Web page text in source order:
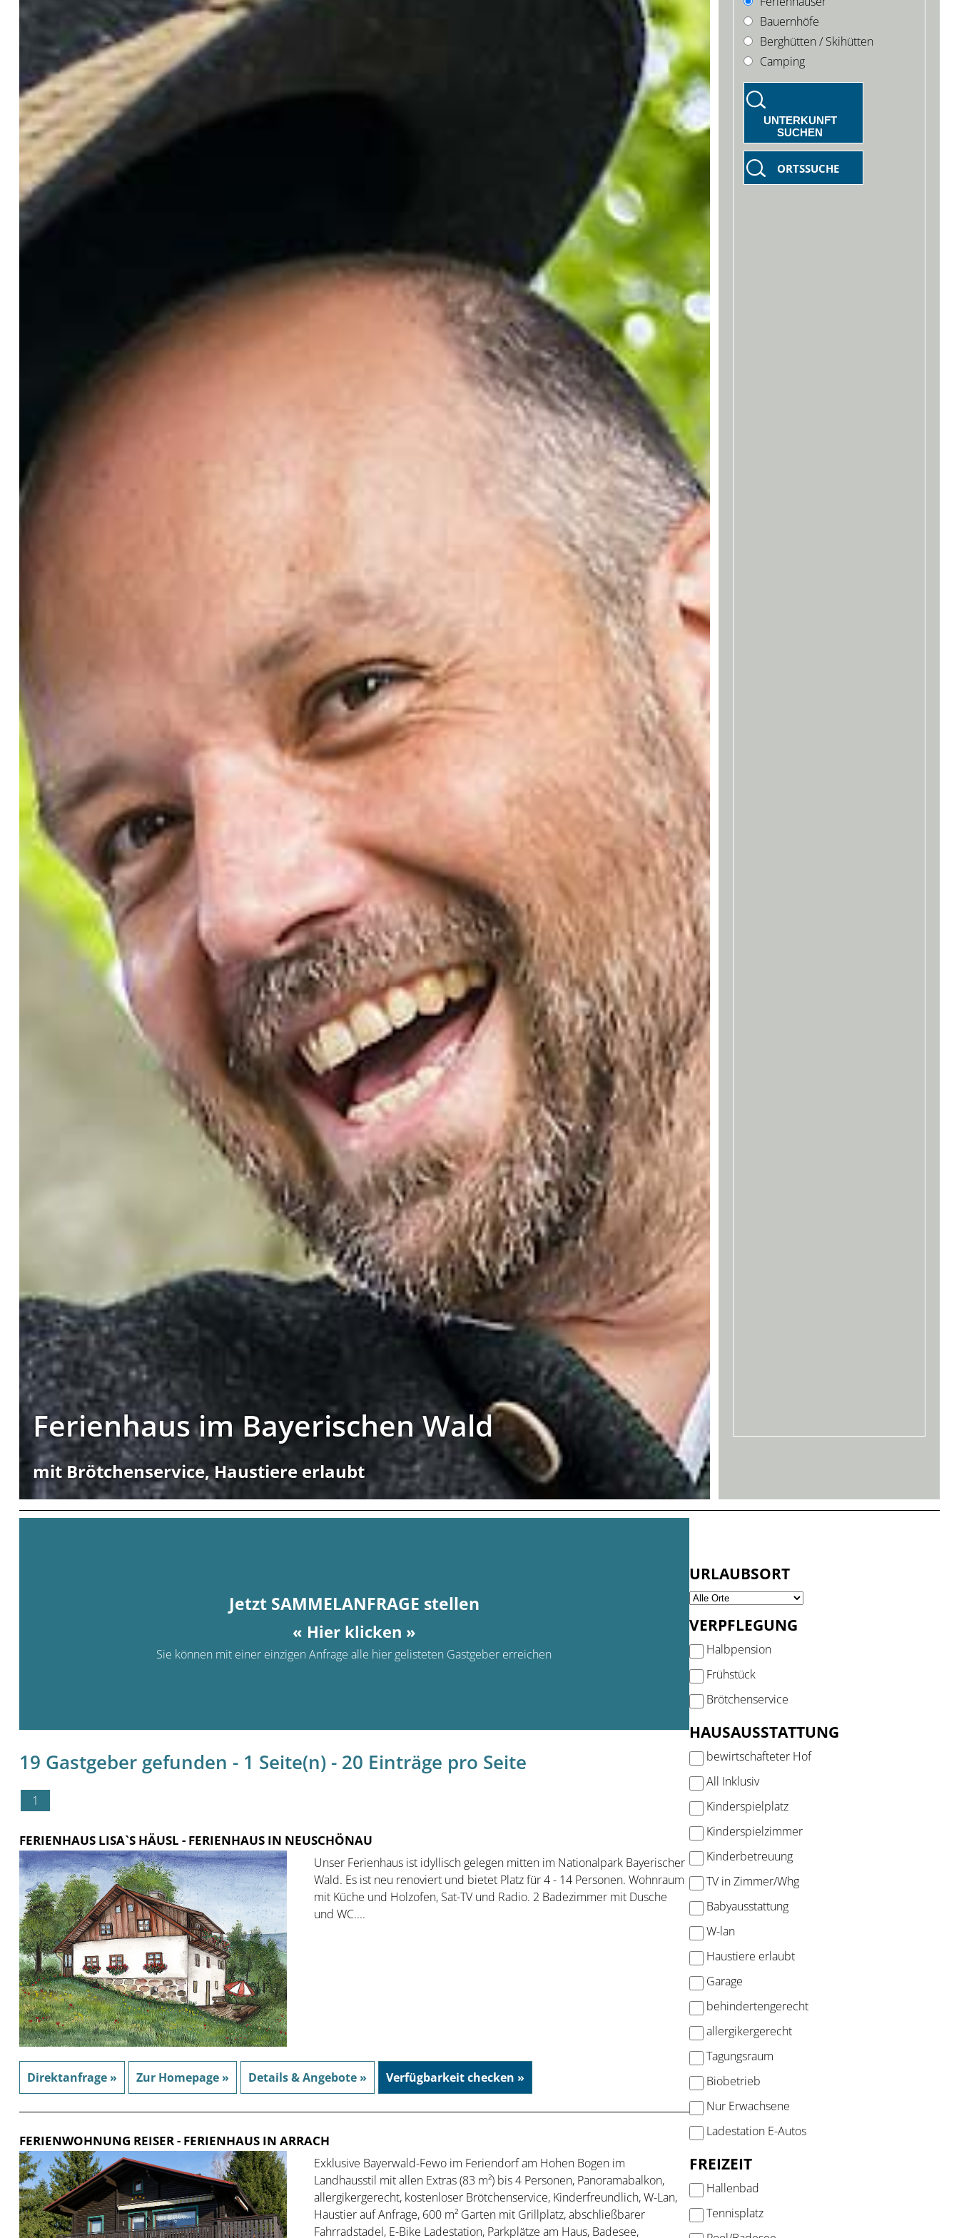
Ferienhaus im Bayerischen Wald
mit Brötchenservice, Haustiere erlaubt
Bauernhöfe
Berghütten / Skihütten
Camping
UNTERKUNFT
SUCHEN
ORTSSUCHE
Jetzt SAMMELANFRAGE stellen
« Hier klicken »
Sie können mit einer einzigen Anfrage alle hier gelisteten Gastgeber erreichen
19 Gastgeber gefunden - 1 Seite(n) - 20 Einträge pro Seite
1
FERIENHAUS LISA`S HÄUSL - FERIENHAUS IN NEUSCHÖNAU
Unser Ferienhaus ist idyllisch gelegen mitten im Nationalpark Bayerischer
Wald. Es ist neu renoviert und bietet Platz für 4 - 14 Personen. Wohnraum
mit Küche und Holzofen, Sat-TV und Radio. 2 Badezimmer mit Dusche
und WC....
Direktanfrage » Zur Homepage » Details & Angebote » Verfügbarkeit checken »
FERIENWOHNUNG REISER- FERIENHAUS IN ARRACH
Exklusive Bayerwald-Fewo im Feriendorf am Hohen Bogen im
Landhausstil mit allen Extras (83 m²) bis 4 Personen, Panoramabalkon,
allergikergerecht, kostenloser Brötchenservice, Kinderfreundlich, W-Lan,
Haustier auf Anfrage, 600 m² Garten mit Grillplatz, abschließbarer
Fahrradstadel, E-Bike Ladestation, Parkplätze am Haus, Badesee,
URLAUBSORT
VERPFLEGUNG
Halbpension
Frühstück
Brötchenservice
HAUSAUSSTATTUNG
bewirtschafteter Hof
All Inklusiv
Kinderspielplatz
Kinderspielzimmer
Kinderbetreuung
TV in Zimmer/Whg
Babyausstattung
W-lan
Haustiere erlaubt
Garage
behindertengerecht
allergikergerecht
Tagungsraum
Biobetrieb
Nur Erwachsene
Ladestation E-Autos
FREIZEIT
Hallenbad
Tennisplatz